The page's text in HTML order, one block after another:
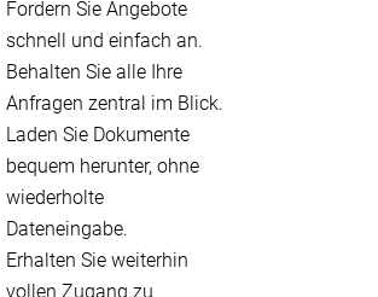
Fordern Sie Angebote
schnell und einfach an.
Behalten Sie alle Ihre
Anfragen zentral im Blick.
Laden Sie Dokumente
bequem herunter, ohne
wiederholte
Dateneingabe.
Erhalten Sie weiterhin
vollen Zugang zu